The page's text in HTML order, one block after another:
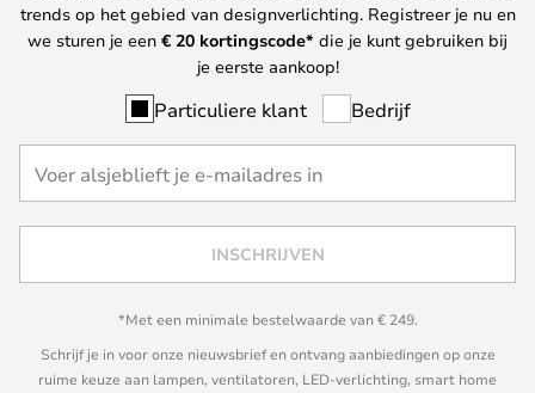
trends op het gebied van designverlichting. Registreer je nu en
we sturen je een € 20 kortingscode* die je kunt gebruiken bij
je eerste aankoop!
Particuliere klant Bedrijf
INSCHRIJVEN
*Met een minimale bestelwaarde van € 249.
Schrijf je in voor onze nieuwsbrief en ontvang aanbiedingen op onze
ruime keuze aan lampen, ventilatoren, LED-verlichting, smart home